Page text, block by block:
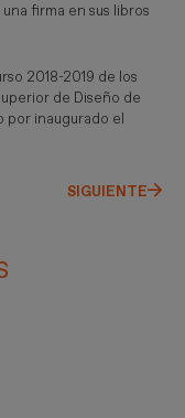
firma en sus libros
2018-2019 de los
de Diseño de
por inaugurado el
SIGUIENTE